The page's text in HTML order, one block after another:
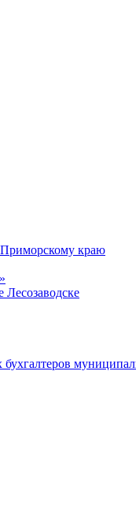
Приморскому краю
бухгалтеров